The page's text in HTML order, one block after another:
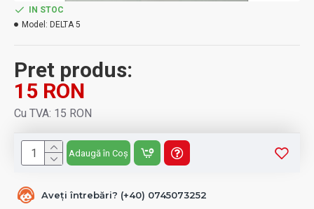
Aveți întrebări? (+40) 0745073252
Pret produs:
15 RON
Cu TVA: 15 RON
IN STOC
Model: DELTA 5
Adaugă în Coș